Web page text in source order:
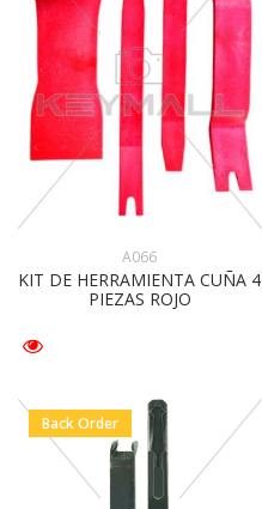
A066
KIT DE HERRAMIENTA CUÑA 4
PIEZAS ROJO
Back Order